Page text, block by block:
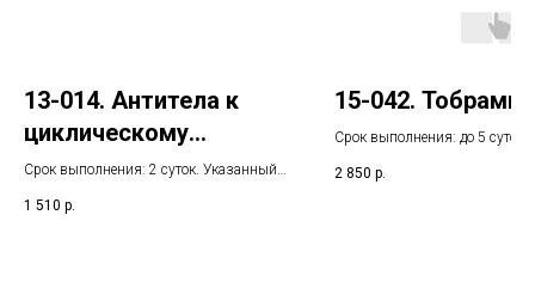
13-014. Антитела к
циклическому
цитруллинсодержаще
му пептиду, IgG
Срок выполнения: 2 суток. Указанный
биоматериала
1 510 р.
15-042.
Срок выполнения: до 5 суток.
взятия биоматериала
2 850 р.